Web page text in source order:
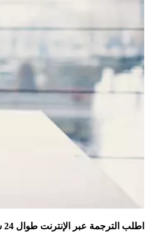
اطلب الترجمة عبر الإنترنت طوال 24 ساعة على مدار الأسبوع